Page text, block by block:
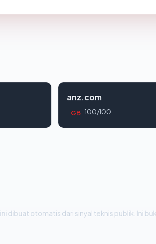
anz.com
GB 100/100
dibuat otomatis dari sinyal teknis publik. Ini